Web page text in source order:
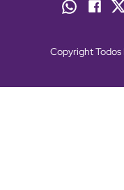
Copyright